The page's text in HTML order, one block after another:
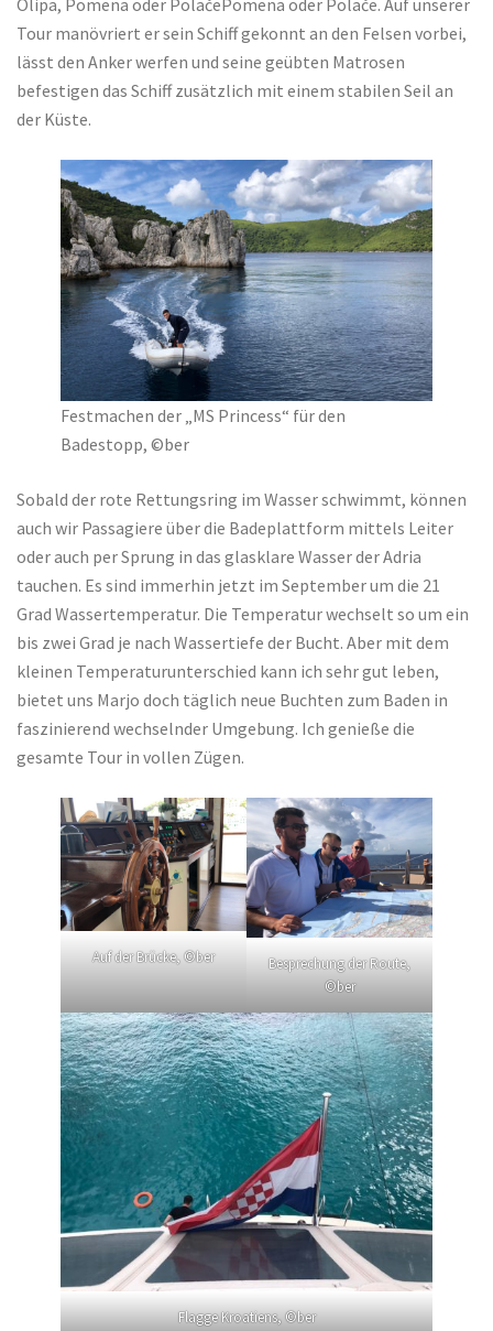
Tour manövriert er sein Schiff gekonnt an den Felsen vorbei,
lässt den Anker werfen und seine geübten Matrosen
befestigen das Schiff zusätzlich mit einem stabilen Seil an
der Küste.
Festmachen der „MS Princess“ für den
Badestopp, ©ber
Sobald der rote Rettungsring im Wasser schwimmt, können
auch wir Passagiere über die Badeplattform mittels Leiter
oder auch per Sprung in das glasklare Wasser der Adria
tauchen. Es sind immerhin jetzt im September um die 21
Grad Wassertemperatur. Die Temperatur wechselt so um ein
bis zwei Grad je nach Wassertiefe der Bucht. Aber mit dem
kleinen Temperaturunterschied kann ich sehr gut leben,
bietet uns Marjo doch täglich neue Buchten zum Baden in
faszinierend wechselnder Umgebung. Ich genieße die
gesamte Tour in vollen Zügen.
Auf der Brücke, ©ber
Besprechung der Route,
©ber
Flagge Kroatiens, ©ber